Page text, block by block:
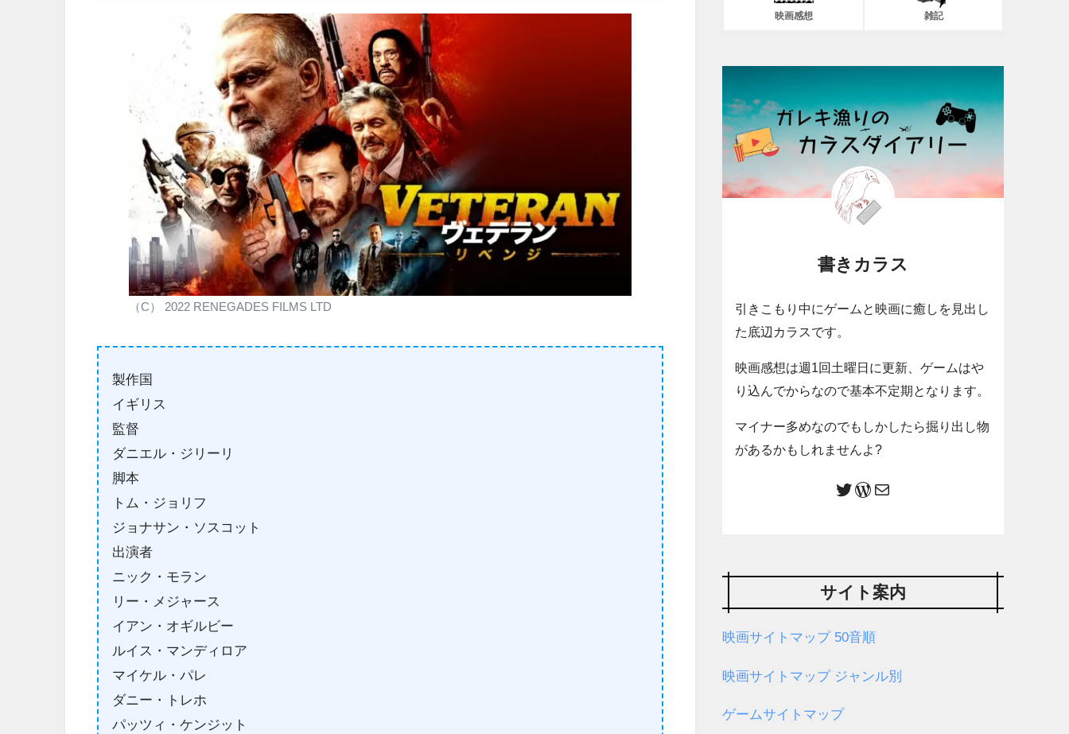
（C） 2022 RENEGADES FILMS LTD
製作国
イギリス
監督
ダニエル・ジリーリ
脚本
トム・ジョリフ
ジョナサン・ソスコット
出演者
ニック・モラン
リー・メジャース
イアン・オギルビー
ルイス・マンディロア
マイケル・パレ
ダニー・トレホ
パッツィ・ケンジット
映画感想 雑記
書きカラス
引きこもり中にゲームと映画に癒しを見出し
た底辺カラスです。
映画感想は週1回土曜日に更新、ゲームはや
り込んでからなので基本不定期となります。
マイナー多めなのでもしかしたら掘り出し物
があるかもしれませんよ?
サイト案内
映画サイトマップ 50音順
映画サイトマップ ジャンル別
ゲームサイトマップ